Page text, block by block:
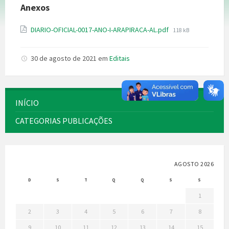
Anexos
DIARIO-OFICIAL-0017-ANO-I-ARAPIRACA-AL.pdf Tamanho
118 kB
30 de agosto de 2021 em Editais
INÍCIO
CATEGORIAS PUBLICAÇÕES
AGOSTO 2026
D S T Q Q S S
1
2 3 4 5 6 7 8
9 10 11 12 13 14 15